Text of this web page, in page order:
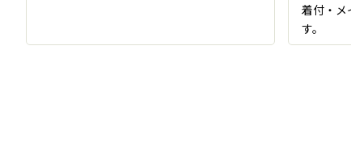
着付・メ
す。